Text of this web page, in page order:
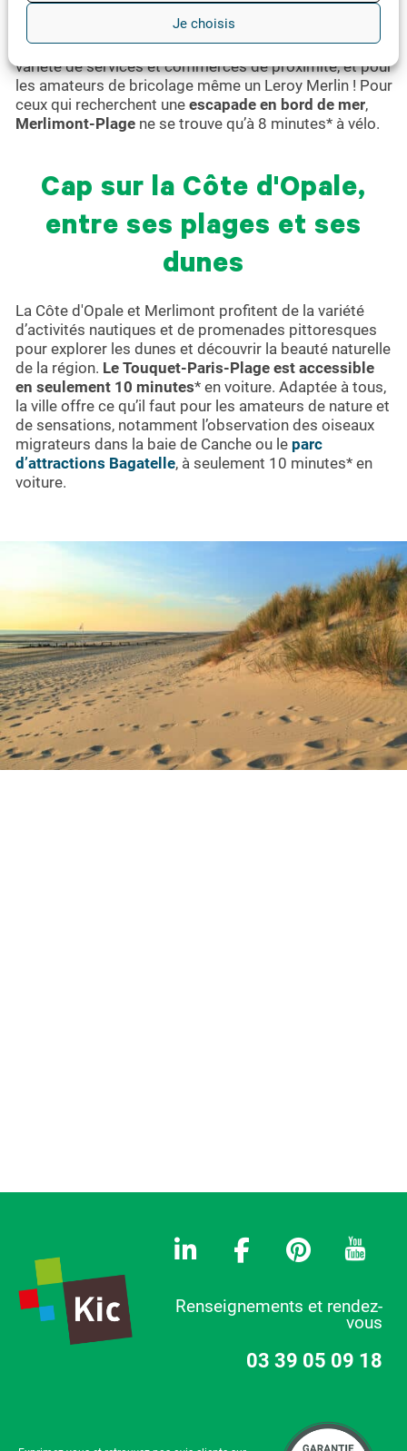
Je choisis
Au croisement de larue Camille Delacroix et de la rue
, L’ORION est parfaitement intégré au
paysage. Vous y trouverez des écoles ainsi qu’une
variété de services et commerces de proximité, et pour
les amateurs de bricolage même un Leroy Merlin ! Pour
ceux qui recherchent une escapade en bord de mer,
Merlimont-Plagene se trouve qu’à 8 minutes* à vélo.
Cap sur la Côte d'Opale,
entre ses plages et ses
dunes
La Côte d'Opale et Merlimont profitent de la variété
d’activités nautiques et de promenades pittoresques
pour explorer les dunes et découvrir la beauté naturelle
de la région. Le Touquet-Paris-Plage est accessible
en seulement 10 minutes* en voiture. Adaptée à tous,
la ville offre ce qu’il faut pour les amateurs de nature et
de sensations, notamment l’observation des oiseaux
migrateurs dans la baie de Canche ou le parc
d’attractions Bagatelle, à seulement 10 minutes* en
voiture.
Renseignements et rendez-
vous
03 39 05 09 18